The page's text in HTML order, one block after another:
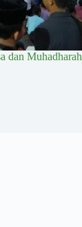
dan Muhadharah